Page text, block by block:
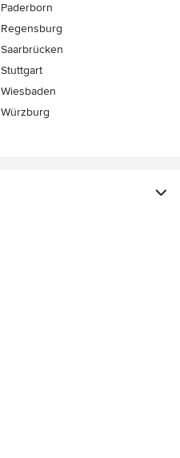
Paderborn
Regensburg
Saarbrücken
Stuttgart
Wiesbaden
Würzburg